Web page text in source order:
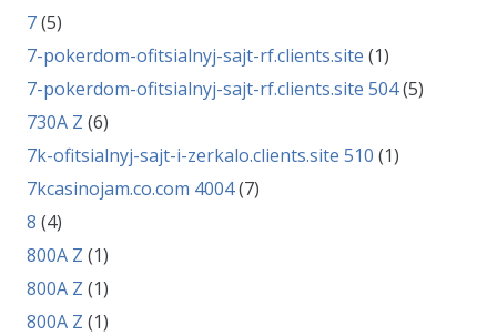
7(5)
7-pokerdom-ofitsialnyj-sajt-rf.clients.site (1)
7-pokerdom-ofitsialnyj-sajt-rf.clients.site 504(5)
730A Z (6)
7k-ofitsialnyj-sajt-i-zerkalo.clients.site 510 (1)
7kcasinojam.co.com 4004(7)
8 (4)
800A Z (1)
800A Z (1)
800A Z (1)